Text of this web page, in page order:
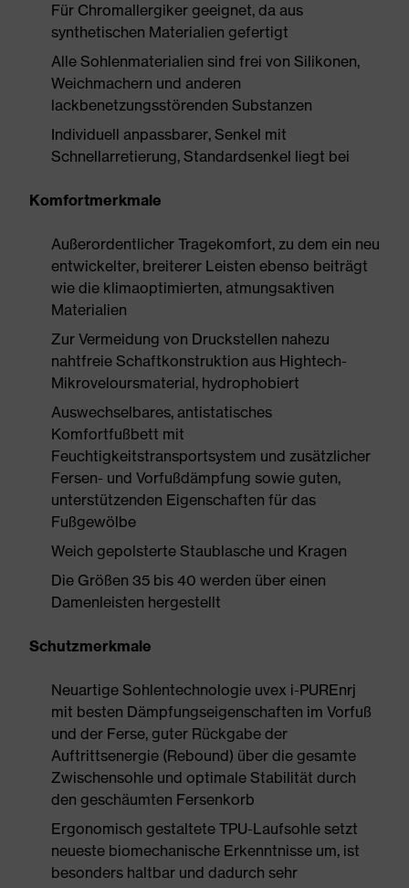
Für Chromallergiker geeignet, da aus
synthetischen Materialien gefertigt
Alle Sohlenmaterialien sind frei von Silikonen,
Weichmachern und anderen
lackbenetzungsstörenden Substanzen
Individuell anpassbarer, Senkel mit
Schnellarretierung, Standardsenkel liegt bei
Komfortmerkmale
Außerordentlicher Tragekomfort, zu dem ein neu
entwickelter, breiterer Leisten ebenso beiträgt
wie die klimaoptimierten, atmungsaktiven
Materialien
Zur Vermeidung von Druckstellen nahezu
nahtfreie Schaftkonstruktion aus Hightech-
Mikroveloursmaterial, hydrophobiert
Auswechselbares, antistatisches
Komfortfußbett mit
Feuchtigkeitstransportsystem und zusätzlicher
Fersen- und Vorfußdämpfung sowie guten,
unterstützenden Eigenschaften für das
Fußgewölbe
Weich gepolsterte Staublasche und Kragen
Die Größen 35 bis 40 werden über einen
Damenleisten hergestellt
Schutzmerkmale
Neuartige Sohlentechnologie uvex i-PUREnrj
mit besten Dämpfungseigenschaften im Vorfuß
und der Ferse, guter Rückgabe der
Auftrittsenergie (Rebound) über die gesamte
Zwischensohle und optimale Stabilität durch
den geschäumten Fersenkorb
Ergonomisch gestaltete TPU-Laufsohle setzt
neueste biomechanische Erkenntnisse um, ist
besonders haltbar und dadurch sehr